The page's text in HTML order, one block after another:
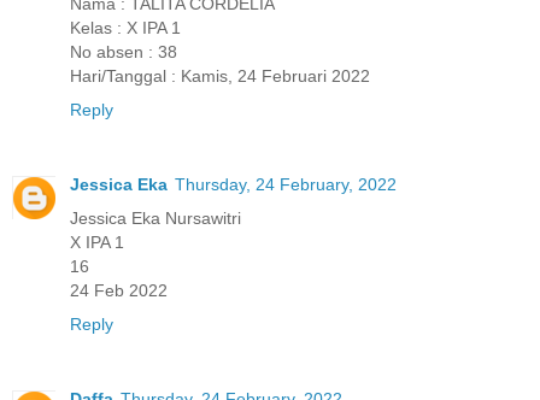
Kelas : X IPA 1
No absen : 38
Hari/Tanggal : Kamis, 24 Februari 2022
Reply
Jessica Eka Thursday, 24 February, 2022
Jessica Eka Nursawitri
X IPA 1
16
24 Feb 2022
Reply